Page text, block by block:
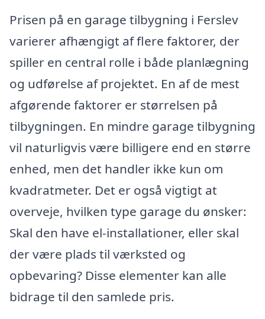
Prisen på en garage tilbygning i Ferslev
varierer afhængigt af flere faktorer, der
spiller en central rolle i både planlægning
og udførelse af projektet. En af de mest
afgørende faktorer er størrelsen på
tilbygningen. En mindre garage tilbygning
vil naturligvis være billigere end en større
enhed, men det handler ikke kun om
kvadratmeter. Det er også vigtigt at
overveje, hvilken type garage du ønsker:
Skal den have el-installationer, eller skal
der være plads til værksted og
opbevaring? Disse elementer kan alle
bidrage til den samlede pris.